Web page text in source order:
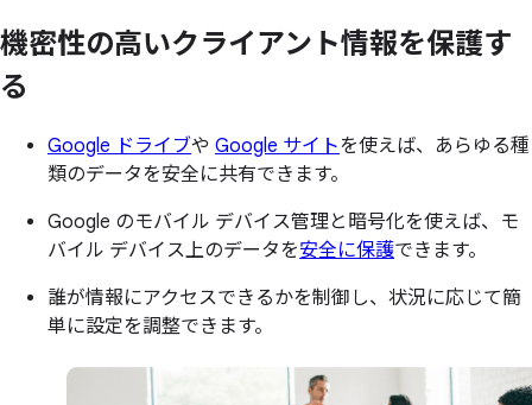
機密性の高いクライアント情報を保護す
る
Google ドライブや Google サイトを使えば、あらゆる種
類のデータを安全に共有できます。
Google のモバイル デバイス管理と暗号化を使えば、モ
バイル デバイス上のデータを安全に保護できます。
誰が情報にアクセスできるかを制御し、状況に応じて簡
単に設定を調整できます。